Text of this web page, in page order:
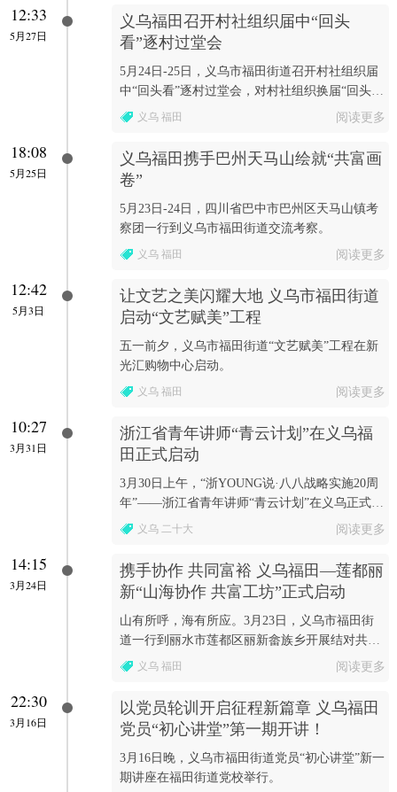
义乌福田召开村社组织届中“回头
看”逐村过堂会
5月24日-25日，义乌市福田街道召开村社组织届
中“回头看”逐村过堂会，对村社组织换届“回头
看”开展情况进行过堂会审。
义乌 福田 阅读更多
12:33
5月27日
义乌福田携手巴州天马山绘就“共富画
卷”
5月23日-24日，四川省巴中市巴州区天马山镇考
察团一行到义乌市福田街道交流考察。
义乌 福田 阅读更多
18:08
5月25日
让文艺之美闪耀大地 义乌市福田街道
启动“文艺赋美”工程
五一前夕，义乌市福田街道“文艺赋美”工程在新
光汇购物中心启动。
义乌 福田 阅读更多
12:42
5月3日
浙江省青年讲师“青云计划”在义乌福
田正式启动
3月30日上午，“浙YOUNG说·八八战略实施20周
年”——浙江省青年讲师“青云计划”在义乌正式启
动。义乌 二十大 阅读更多
10:27
3月31日
携手协作 共同富裕 义乌福田—莲都丽
新“山海协作 共富工坊”正式启动
山有所呼，海有所应。3月23日，义乌市福田街
道一行到丽水市莲都区丽新畲族乡开展结对共建
交流活动。
义乌 福田 阅读更多
14:15
3月24日
以党员轮训开启征程新篇章 义乌福田
党员“初心讲堂”第一期开讲！
3月16日晚，义乌市福田街道党员“初心讲堂”新一
期讲座在福田街道党校举行。
22:30
3月16日